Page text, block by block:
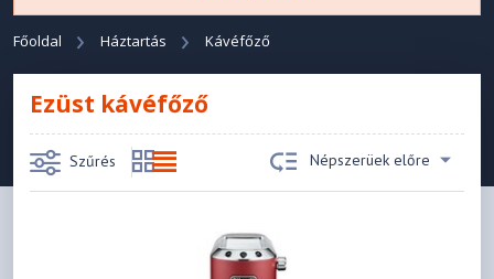
Főoldal Háztartás Kávéfőző
Ezüst kávéfőző
Szűrés Népszerüek előre